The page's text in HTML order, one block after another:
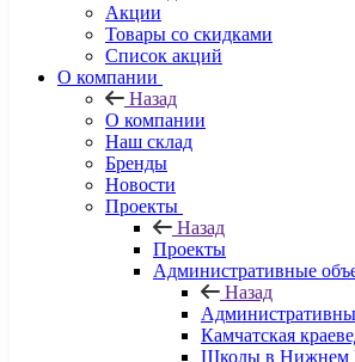
Акции
Товары со скидками
Список акций
О компании
Назад
О компании
Наш склад
Бренды
Новости
Проекты
Назад
Проекты
Административные
Назад
Камчатская
Школы в Нижнем